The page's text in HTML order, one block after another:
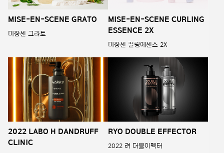
MISE-EN-SCENE GRATO
미쟝센 그라토
MISE-EN-SCENE CURLING
ESSENCE 2X
미쟝센 컬링에센스 2X
2022 LABO H DANDRUFF
CLINIC
RYO DOUBLE EFFECTOR
2022 려 더블이펙터